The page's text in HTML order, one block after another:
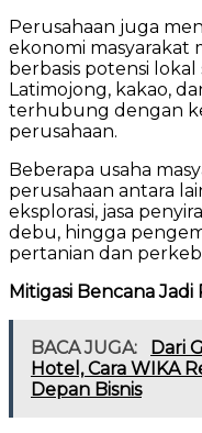
Perusahaan juga
ekonomi masyarakat
berbasis potensi
Latimojong, kakao,
terhubung dengan
perusahaan.
Beberapa usaha
perusahaan antara
eksplorasi, jasa
debu, hingga
pertanian dan
Mitigasi Bencana
BACA JUGA:
Dari
Hotel, Cara WIKA
Depan Bisnis